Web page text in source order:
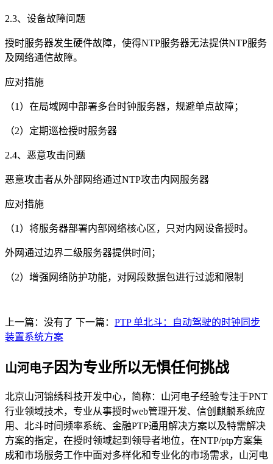
2.3、设备故障问题
授时服务器发生硬件故障，使得NTP服务器无法提供NTP服务
及网络通信故障。
应对措施
（1）在局域网中部署多台时钟服务器，规避单点故障；
（2）定期巡检授时服务器
2.4、恶意攻击问题
恶意攻击者从外部网络通过NTP攻击内网服务器
应对措施
（1）将服务器部署内部网络核心区，只对内网设备授时。
外网通过边界二级服务器提供时间；
（2）增强网络防护功能，对网段数据包进行过滤和限制
上一篇：没有了 下一篇： PTP 单北斗：自动驾驶的时钟同步
装置系统方案
山河电子因为专业所以无惧任何挑战
北京山河锦绣科技开发中心，简称：山河电子经验专注于PNT
行业领域技术，专业从事授时web管理开发、信创麒麟系统应
用、北斗时间频率系统、金融PTP通用解决方案以及特需解决
方案的指定，在授时领域起到领导者地位，在NTP/ptp方案集
成和市场服务工作中面对多样化和专业化的市场需求，山河电